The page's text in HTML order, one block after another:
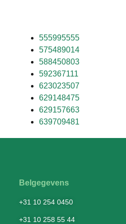
555995555
575489014
588450803
592367111
623023507
629148475
629157663
639709481
Belgegevens
+31 10 254 0450
+31 10 258 55 44